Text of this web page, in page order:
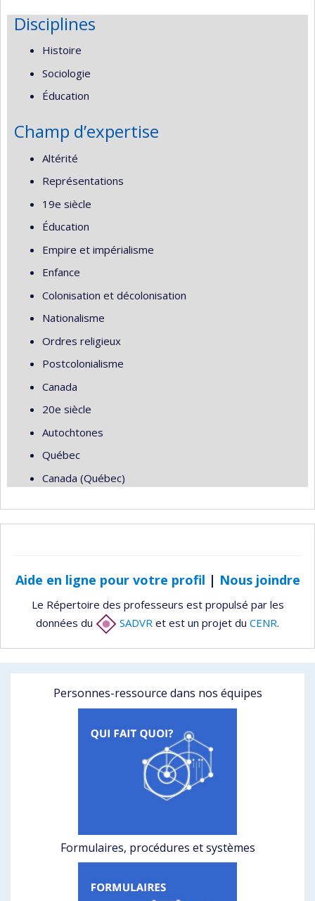
Disciplines
Histoire
Sociologie
Éducation
Champ d’expertise
Altérité
Représentations
19e siècle
Éducation
Empire et impérialisme
Enfance
Colonisation et décolonisation
Nationalisme
Ordres religieux
Postcolonialisme
Canada
20e siècle
Autochtones
Québec
Canada (Québec)
Aide en ligne pour votre profil | Nous joindre
Le Répertoire des professeurs est propulsé par les
données du
SADVR et est un projet du CENR.
Personnes-ressource dans nos équipes
Formulaires, procédures et systèmes